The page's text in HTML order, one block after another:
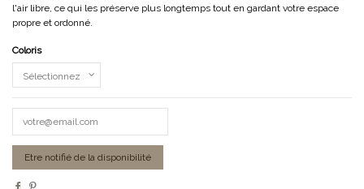
l'air libre, ce qui les préserve plus longtemps tout en gardant votre espace
propre et ordonné.
Coloris